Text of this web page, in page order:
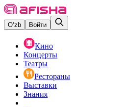
O‘zb Войти
Кино
Концерты
Театры
Рестораны
Выставки
Знания